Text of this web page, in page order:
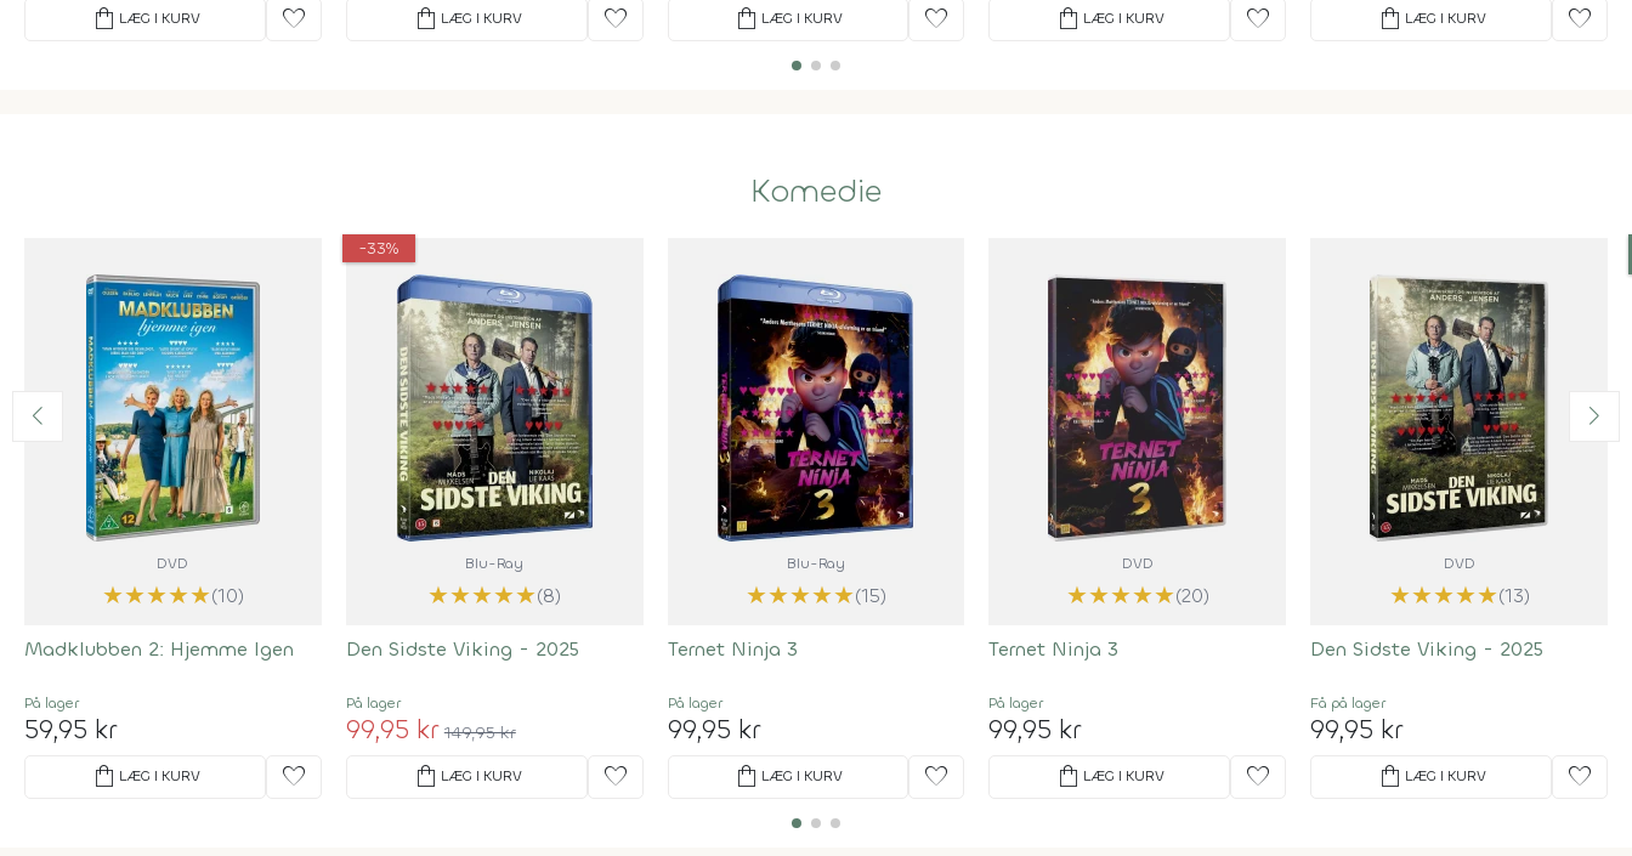
shopping_bag LÆG I KURV favorite shopping_bag LÆG I KURV favorite shopping_bag LÆG I KURV favorite shopping_bag LÆG I KURV favorite shopping_bag LÆG I KURV favorite
Komedie
DVD
★★★★★(10)
Madklubben 2: Hjemme Igen
På lager
59,95 kr
shopping_bag LÆG I KURV favorite
-33%
Blu-Ray
★★★★★(8)
Den Sidste Viking - 2025
På lager
99,95 kr 149,95 kr
shopping_bag LÆG I KURV favorite
Blu-Ray
★★★★★(15)
Ternet Ninja 3
På lager
99,95 kr
shopping_bag LÆG I KURV favorite
DVD
★★★★★(20)
Ternet Ninja 3
På lager
99,95 kr
shopping_bag LÆG I KURV favorite
DVD
★★★★★(13)
Den Sidste Viking - 2025
Få på lager
99,95 kr
shopping_bag LÆG I KURV favorite